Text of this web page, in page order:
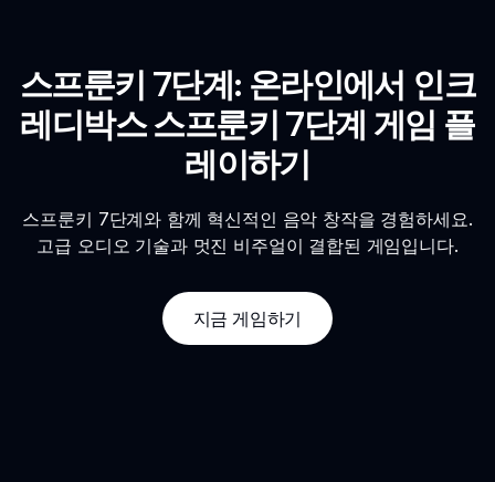
스프룬키 7단계: 온라인에서 인크
레디박스 스프룬키 7단계 게임 플
레이하기
스프룬키 7단계와 함께 혁신적인 음악 창작을 경험하세요.
고급 오디오 기술과 멋진 비주얼이 결합된 게임입니다.
지금 게임하기